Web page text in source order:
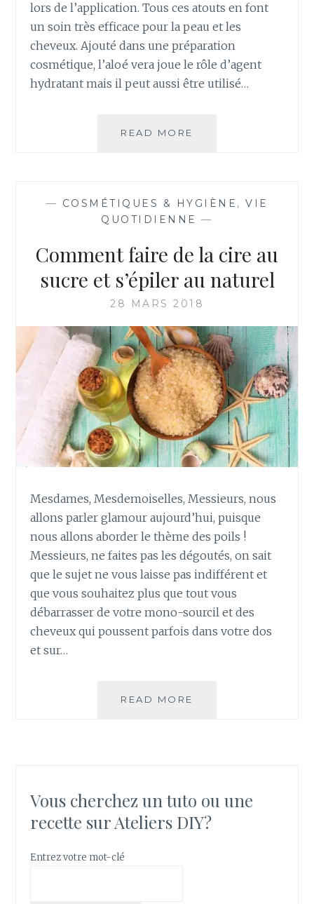
lors de l’application. Tous ces atouts en font
un soin très efficace pour la peau et les
cheveux. Ajouté dans une préparation
cosmétique, l’aloé vera joue le rôle d’agent
hydratant mais il peut aussi être utilisé…
READ MORE
N
T
É
O
L
E
R
U
N
G
E
L
D
’
O
É
V
R
A
?
— COSMÉTIQUES & HYGIÈNE , VIE
QUOTIDIENNE —
Comment faire de la cire au
sucre et s’épiler au naturel
28 MARS 2018
Mesdames, Mesdemoiselles, Messieurs, nous
allons parler glamour aujourd’hui, puisque
nous allons aborder le thème des poils !
Messieurs, ne faites pas les dégoutés, on sait
que le sujet ne vous laisse pas indifférent et
que vous souhaitez plus que tout vous
débarrasser de votre mono-sourcil et des
cheveux qui poussent parfois dans votre dos
et sur…
READ MORE
F
A
Vous cherchez un tuto ou une
recette sur Ateliers DIY?
Entrez votre mot-clé